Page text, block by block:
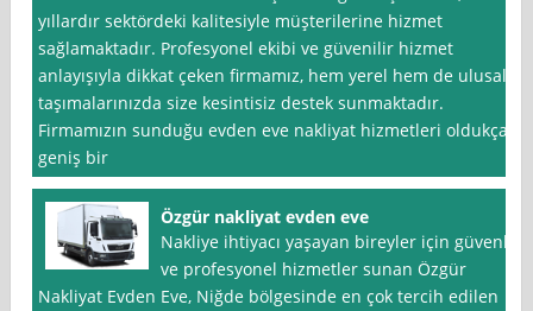
yıllardır sektördeki kalitesiyle müşterilerine hizmet
sağlamaktadır. Profesyonel ekibi ve güvenilir hizmet
anlayışıyla dikkat çeken firmamız, hem yerel hem de ulusal
taşımalarınızda size kesintisiz destek sunmaktadır.
Firmamızın sunduğu evden eve nakliyat hizmetleri oldukça
geniş bir
Özgür nakliyat evden eve
Nakliye ihtiyacı yaşayan bireyler için güvenli
ve profesyonel hizmetler sunan Özgür
Nakliyat Evden Eve, Niğde bölgesinde en çok tercih edilen